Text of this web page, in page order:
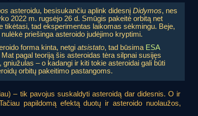
asteroidu, besisukančiu aplink didesnį Didymos, nes
2022 m. rugsėjo 26 d. Smūgis pakeitė orbitą net
tikėtasi, tad eksperimentas laikomas sėkmingu. Beje,
priešinga asteroido judėjimo kryptimi.
forma kinta, netgi atsistato, tad būsima ESA
pagal teoriją šis asteroidas tėra silpnai susijęs
, gniužulas – o kadangi ir kiti tokie asteroidai gali būti
orbitų pakeitimo pastangoms.
– tik pavojus suskaldyti asteroidą dar didesnis. O ir
papildomą efektą duotų ir asteroido nuolaužos,